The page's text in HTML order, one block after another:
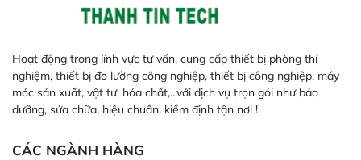
Hoạt động trong lĩnh vực tư vấn, cung cấp thiết bị phòng thí
nghiệm, thiết bị đo lường công nghiệp, thiết bị công nghiệp, máy
móc sản xuất, vật tư, hóa chất,...với dịch vụ trọn gói như bảo
dưỡng, sửa chữa, hiệu chuẩn, kiểm định tận nơi !
CÁC NGÀNH HÀNG